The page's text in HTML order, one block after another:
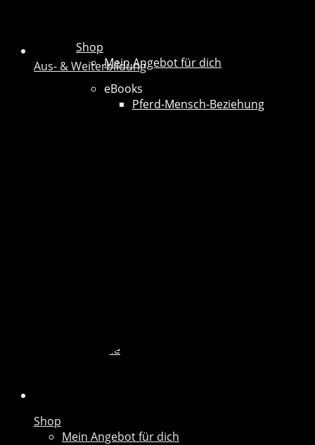
Shop
Mein Angebot für dich
eBooks
Pferd-Mensch-Beziehung
Termine
Aus- & Weiterbildung
Shop
Mein Angebot für dich